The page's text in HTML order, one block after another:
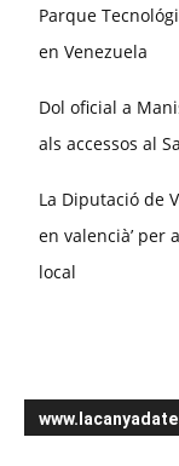
Parque
en Venezuela
Dol oficial a
als accessos al
La Diputació de
en valencià’ per
local